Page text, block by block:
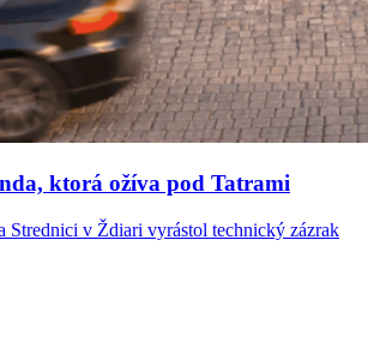
ktorá ožíva pod Tatrami
Strednici v Ždiari vyrástol technický zázrak